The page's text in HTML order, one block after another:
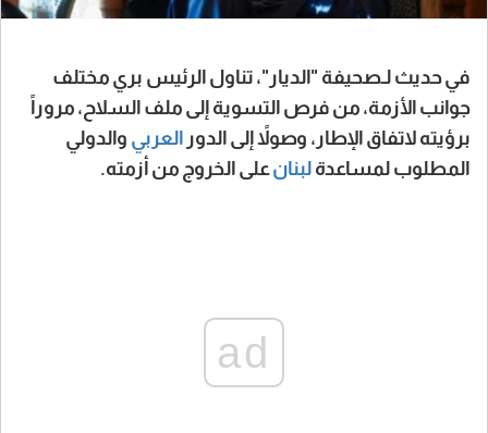
في حديث لـصحيفة "الديار"، تناول الرئيس بري مختلف
جوانب الأزمة، من فرص التسوية إلى ملف السلاح، مروراً
برؤيته لاتفاق الإطار، وصولاً إلى الدور العربي والدولي
المطلوب لمساعدة لبنانعلى الخروج من أزمته.
ad